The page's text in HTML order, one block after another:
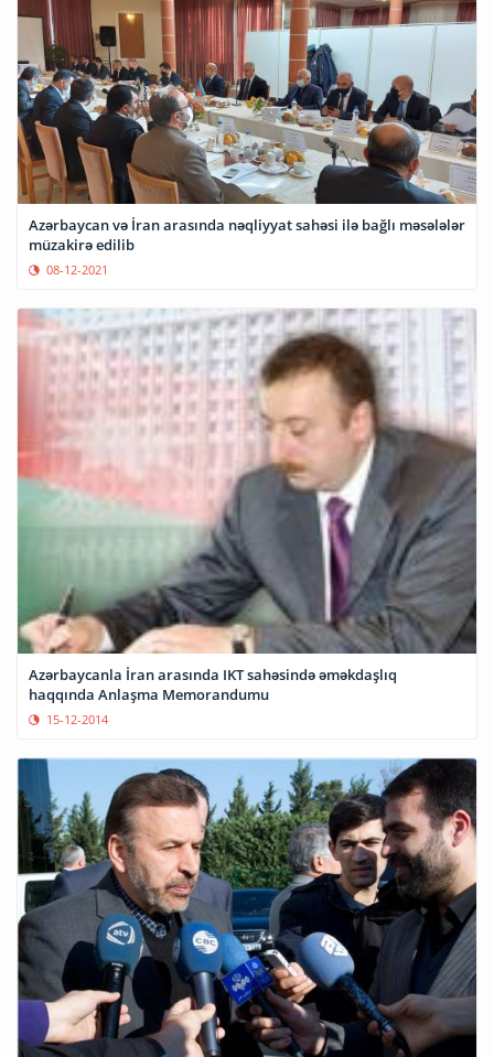
Azərbaycan və İran arasında nəqliyyat sahəsi ilə bağlı məsələlər
müzakirə edilib
08-12-2021
Azərbaycanla İran arasında IKT sahəsində əməkdaşlıq
haqqında Anlaşma Memorandumu
15-12-2014